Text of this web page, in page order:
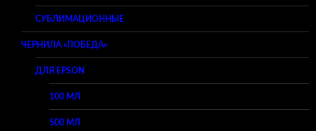
СУБЛИМАЦИОННЫЕ
ЧЕРНИЛА «ПОБЕДА»
ДЛЯ EPSON
100 МЛ
500 МЛ